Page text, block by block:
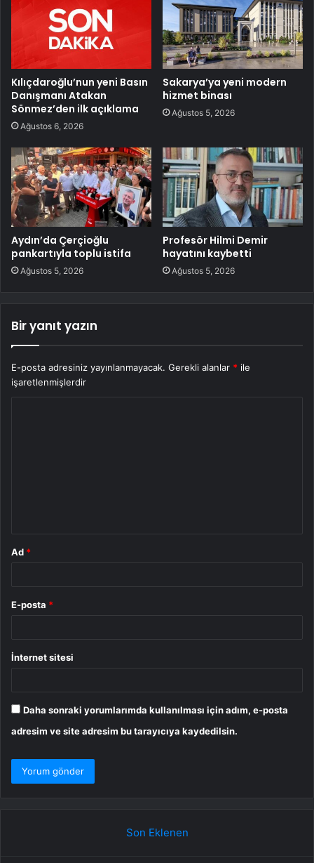
Kılıçdaroğlu’nun yeni Basın
Danışmanı Atakan
Sönmez’den ilk açıklama
Ağustos 6, 2026
Sakarya’ya yeni modern
hizmet binası
Ağustos 5, 2026
Aydın’da Çerçioğlu
pankartıyla toplu istifa
Ağustos 5, 2026
Profesör Hilmi Demir
hayatını kaybetti
Ağustos 5, 2026
Bir yanıt yazın
E-posta adresiniz yayınlanmayacak. Gerekli alanlar * ile
işaretlenmişlerdir
Ad *
E-posta *
İnternet sitesi
Daha sonraki yorumlarımda kullanılması için adım, e-posta
adresim ve site adresim bu tarayıcıya kaydedilsin.
Son Eklenen